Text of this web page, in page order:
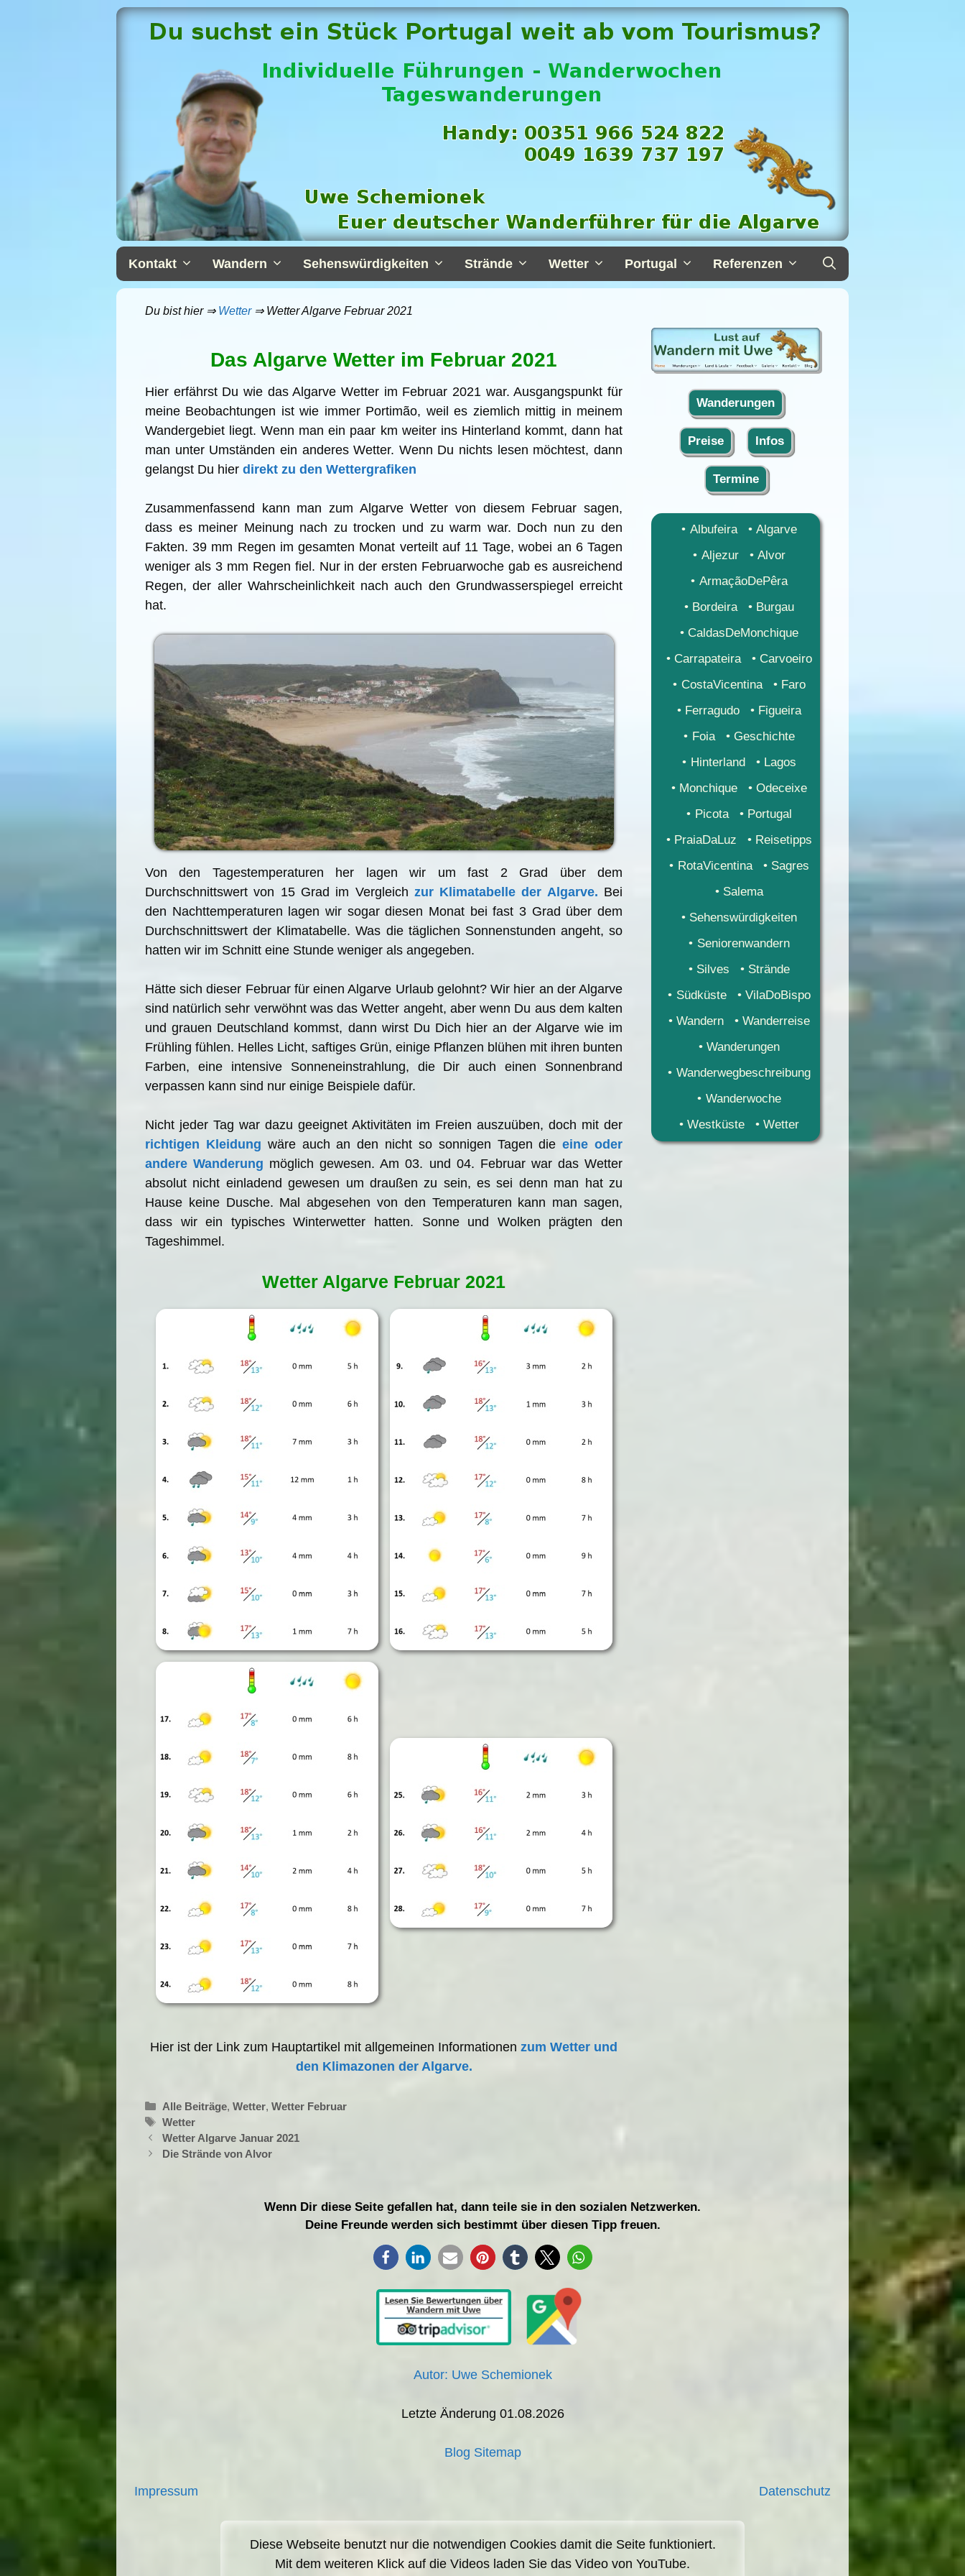
Kontakt Wandern Sehenswürdigkeiten Strände Wetter Portugal Referenzen
Du bist hier ⇒ Wetter⇒ Wetter Algarve Februar 2021
Das Algarve Wetter im Februar 2021
Hier erfährst Du wie das Algarve Wetter im Februar 2021 war. Ausgangspunkt für
meine Beobachtungen ist wie immer Portimão, weil es ziemlich mittig in meinem
Wandergebiet liegt. Wenn man ein paar km weiter ins Hinterland kommt, dann hat
man unter Umständen ein anderes Wetter. Wenn Du nichts lesen möchtest, dann
gelangst Du hier direkt zu den Wettergrafiken
Zusammenfassend kann man zum Algarve Wetter von diesem Februar sagen,
dass es meiner Meinung nach zu trocken und zu warm war. Doch nun zu den
Fakten. 39 mm Regen im gesamten Monat verteilt auf 11 Tage, wobei an 6 Tagen
weniger als 3 mm Regen fiel. Nur in der ersten Februarwoche gab es ausreichend
Regen, der aller Wahrscheinlichkeit nach auch den Grundwasserspiegel erreicht
hat.
Von den Tagestemperaturen her lagen wir um fast 2 Grad über dem
Durchschnittswert von 15 Grad im Vergleich zur Klimatabelle der Algarve. Bei
den Nachttemperaturen lagen wir sogar diesen Monat bei fast 3 Grad über dem
Durchschnittswert der Klimatabelle. Was die täglichen Sonnenstunden angeht, so
hatten wir im Schnitt eine Stunde weniger als angegeben.
Hätte sich dieser Februar für einen Algarve Urlaub gelohnt? Wir hier an der Algarve
sind natürlich sehr verwöhnt was das Wetter angeht, aber wenn Du aus dem kalten
und grauen Deutschland kommst, dann wirst Du Dich hier an der Algarve wie im
Frühling fühlen. Helles Licht, saftiges Grün, einige Pflanzen blühen mit ihren bunten
Farben, eine intensive Sonneneinstrahlung, die Dir auch einen Sonnenbrand
verpassen kann sind nur einige Beispiele dafür.
Nicht jeder Tag war dazu geeignet Aktivitäten im Freien auszuüben, doch mit der
richtigen Kleidung wäre auch an den nicht so sonnigen Tagen dieeine oder
andere Wanderung möglich gewesen. Am 03. und 04. Februar war das Wetter
absolut nicht einladend gewesen um draußen zu sein, es sei denn man hat zu
Hause keine Dusche. Mal abgesehen von den Temperaturen kann man sagen,
dass wir ein typisches Winterwetter hatten. Sonne und Wolken prägten den
Tageshimmel.
Wetter Algarve Februar 2021
Hier ist der Link zum Hauptartikel mit allgemeinen Informationen zum Wetter und
den Klimazonen der Algarve.
Kategorien
Alle Beiträge,Wetter,Wetter Februar
Schlagwörter
Wetter
Wetter Algarve Januar 2021
Die Strände von Alvor
Wanderungen
Preise Infos
Termine
Albufeira
Algarve
Aljezur
Alvor
ArmaçãoDePêra
Bordeira
Burgau
CaldasDeMonchique
Carrapateira
Carvoeiro
CostaVicentina
Faro
Ferragudo
Figueira
Foia
Geschichte
Hinterland
Lagos
Monchique
Odeceixe
Picota
Portugal
PraiaDaLuz
Reisetipps
RotaVicentina
Sagres
Salema
Sehenswürdigkeiten
Seniorenwandern
Silves
Strände
Südküste
VilaDoBispo
Wandern
Wanderreise
Wanderungen
Wanderwegbeschreibung
Wanderwoche
Westküste
Wetter
Wenn Dir diese Seite gefallen hat, dann teile sie in den sozialen Netzwerken.
Deine Freunde werden sich bestimmt über diesen Tipp freuen.
Autor: Uwe Schemionek
Letzte Änderung 01.08.2026
Blog Sitemap
Impressum Datenschutz
Diese Webseite benutzt nur die notwendigen Cookies damit die Seite funktioniert.
Mit dem weiteren Klick auf die Videos laden Sie das Video von YouTube.